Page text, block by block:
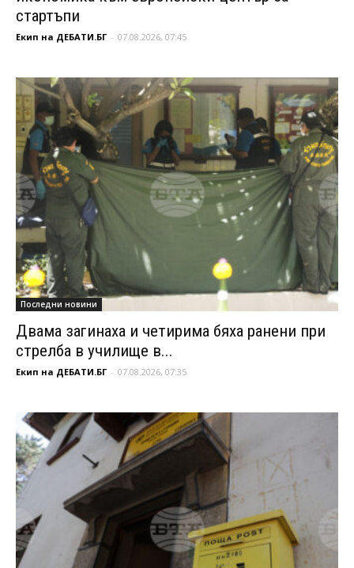
стартъпи
Екип на ДЕБАТИ.БГ - 07.08.2026, 07:45
Последни новини
Двама загинаха и четирима бяха ранени при
стрелба в училище в...
Екип на ДЕБАТИ.БГ - 07.08.2026, 07:35